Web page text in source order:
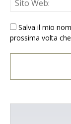
Salva il mio
prossima volta